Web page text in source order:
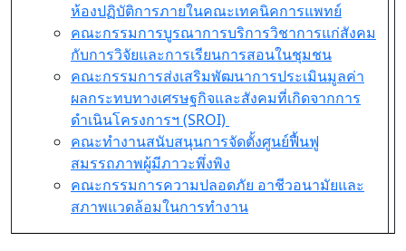
ห้องปฏิบัติการภายในคณะเทคนิคการแพทย์
คณะกรรมการบูรณาการบริการวิชาการแก่สังคม
กับการวิจัยและการเรียนการสอนในชุมชน
คณะกรรมการส่งเสริมพัฒนาการประเมินมูลค่า
ผลกระทบทางเศรษฐกิจและสังคมที่เกิดจากการ
ดำเนินโครงการฯ (SROI)
คณะทำงานสนับสนุนการจัดตั้งศูนย์ฟื้นฟู
สมรรถภาพผู้มีภาวะพึ่งพิง
คณะกรรมการความปลอดภัย อาชีวอนามัยและ
สภาพแวดล้อมในการทำงาน